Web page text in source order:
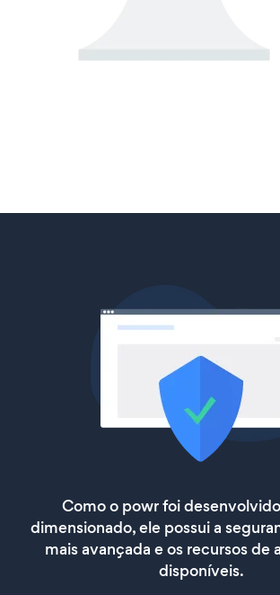
Como o powr foi
dimensionado, ele possui a
mais avançada e os recursos de
disponíveis.